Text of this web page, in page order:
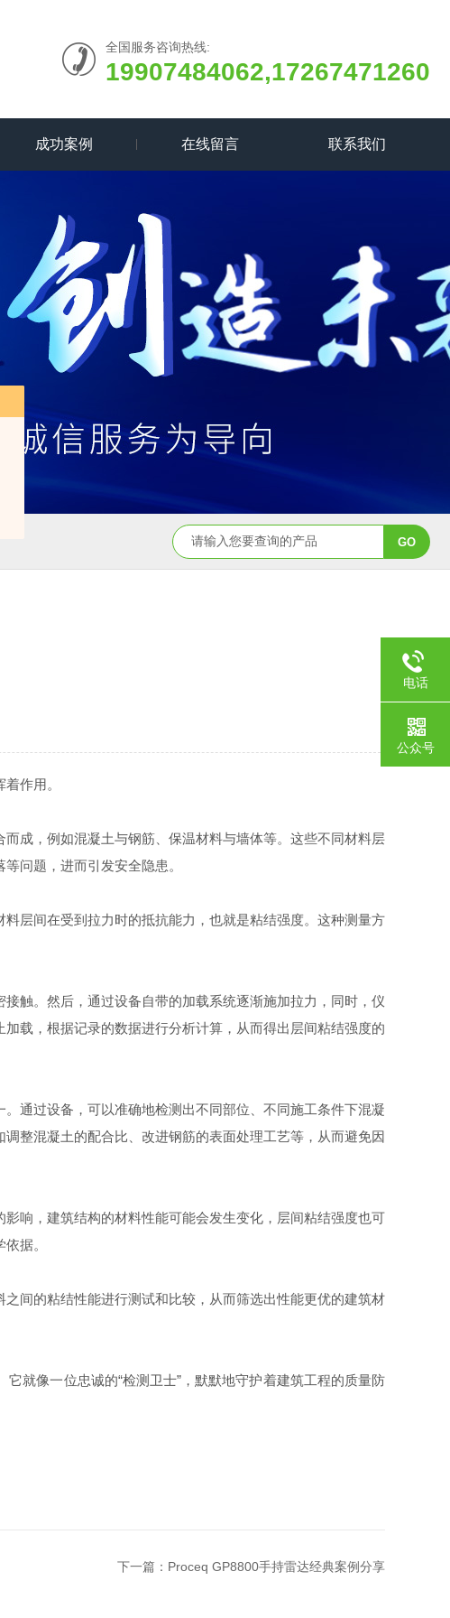
全国服务咨询热线:
19907484062,17267471260
成功案例 在线留言 联系我们
作用。
成，例如混凝土与钢筋、保温材料与墙体等。这些不同材料层
问题，进而引发安全隐患。
层间在受到拉力时的抵抗能力，也就是粘结强度。这种测量方
触。然后，通过设备自带的加载系统逐渐施加拉力，同时，仪
载，根据记录的数据进行分析计算，从而得出层间粘结强度的
通过设备，可以准确地检测出不同部位、不同施工条件下混凝
整混凝土的配合比、改进钢筋的表面处理工艺等，从而避免因
响，建筑结构的材料性能可能会发生变化，层间粘结强度也可
据。
间的粘结性能进行测试和比较，从而筛选出性能更优的建筑材
就像一位忠诚的“检测卫士”，默默地守护着建筑工程的质量防
下一篇： Proceq GP8800手持雷达经典案例分享
电话
公众号